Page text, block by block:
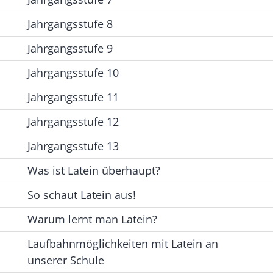
Jahrgangsstufe 8
Jahrgangsstufe 9
Jahrgangsstufe 10
Jahrgangsstufe 11
Jahrgangsstufe 12
Jahrgangsstufe 13
Was ist Latein überhaupt?
So schaut Latein aus!
Warum lernt man Latein?
Laufbahnmöglichkeiten mit Latein an
unserer Schule